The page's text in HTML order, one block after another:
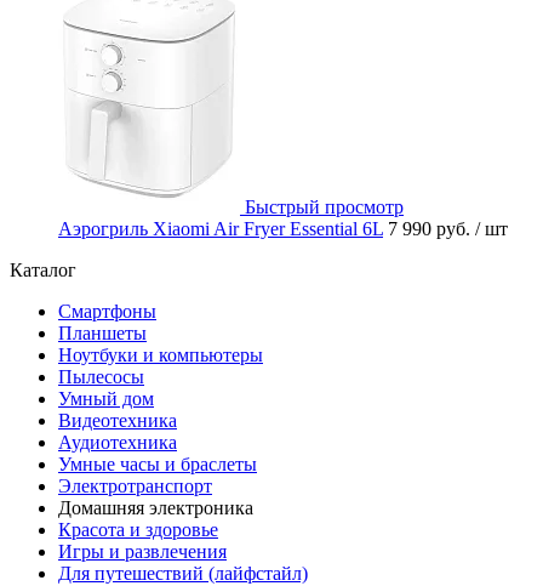
Быстрый просмотр
Аэрогриль Xiaomi Air Fryer Essential 6L 7 990 руб. / шт
Каталог
Смартфоны
Планшеты
Ноутбуки и компьютеры
Пылесосы
Умный дом
Видеотехника
Аудиотехника
Умные часы и браслеты
Электротранспорт
Домашняя электроника
Красота и здоровье
Игры и развлечения
Для путешествий (лайфстайл)